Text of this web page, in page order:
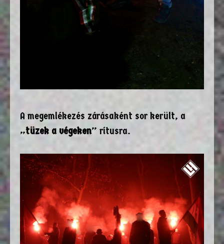
A megemlékezés zárásaként sor került, a
„tüzek a végeken” rítusra.